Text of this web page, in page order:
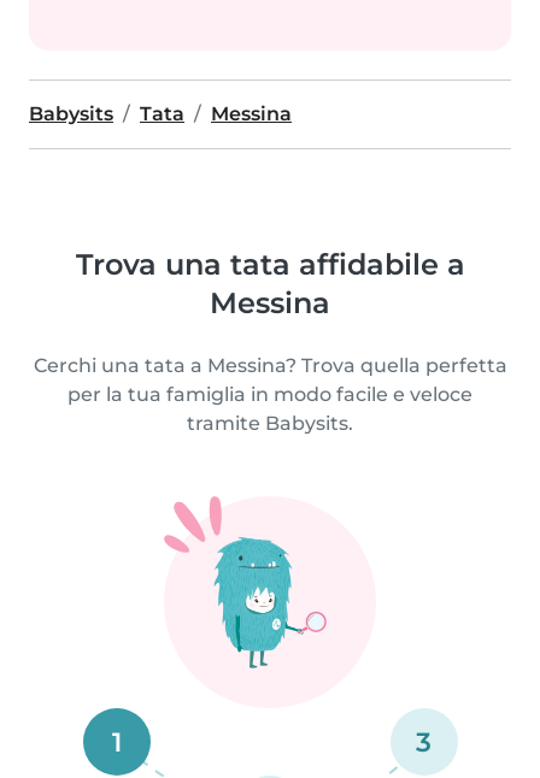
Babysits Tata Messina
Trova una tata affidabile a
Messina
Cerchi una tata a Messina? Trova quella perfetta
per la tua famiglia in modo facile e veloce
tramite Babysits.
1 3